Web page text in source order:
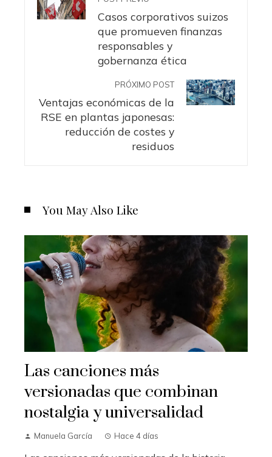
Casos corporativos suizos
que promueven finanzas
responsables y
gobernanza ética
PRÓXIMO POST
Ventajas económicas de la
RSE en plantas japonesas:
reducción de costes y
residuos
You May Also Like
Las canciones más
versionadas que combinan
nostalgia y universalidad
Manuela García Hace 4 días